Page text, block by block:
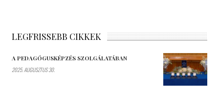
LEGFRISSEBB CIKKEK
A PEDAGÓGUSKÉPZÉS SZOLGÁLATÁBAN
2025. AUGUSZTUS 30.